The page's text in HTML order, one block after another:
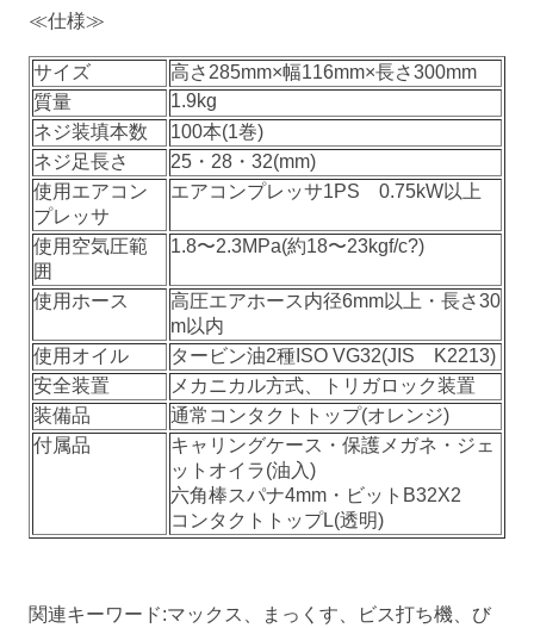
≪仕様≫
サイズ
高さ285mm×幅116mm×長さ300mm
質量
1.9kg
ネジ装填本数
100本(1巻)
ネジ足長さ
25・28・32(mm)
使用エアコン
プレッサ
エアコンプレッサ1PS 0.75kW以上
使用空気圧範
囲
1.8〜2.3MPa(約18〜23kgf/c?)
使用ホース
高圧エアホース内径6mm以上・長さ30
m以内
使用オイル
タービン油2種ISO VG32(JIS K2213)
安全装置
メカニカル方式、トリガロック装置
装備品
通常コンタクトトップ(オレンジ)
付属品
キャリングケース・保護メガネ・ジェ
ットオイラ(油入)
六角棒スパナ4mm・ビットB32X2
コンタクトトップL(透明)
関連キーワード:マックス、まっくす、ビス打ち機、び